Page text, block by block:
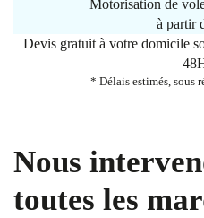
Motorisation de
à partir
Devis gratuit à votre domicile
* Délais estimés, sous
Nous
toutes les